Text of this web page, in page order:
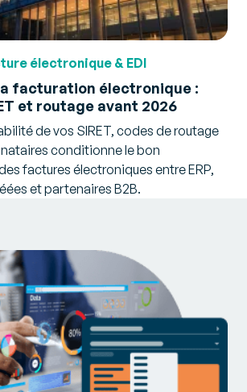
électronique & EDI
facturation électronique :
et routage avant 2026
de vos SIRET, codes de routage
conditionne le bon
factures électroniques entre ERP,
et partenaires B2B.